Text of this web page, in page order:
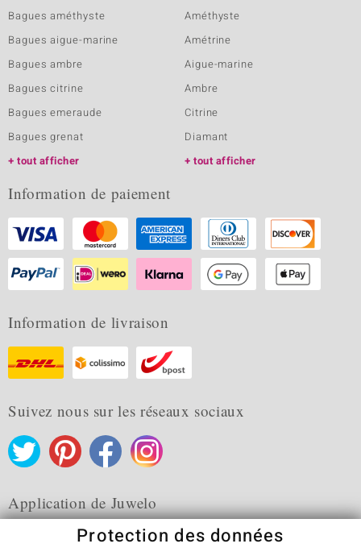
Bagues améthyste
Bagues aigue-marine
Bagues ambre
Bagues citrine
Bagues emeraude
Bagues grenat
tout afficher
Améthyste
Amétrine
Aigue-marine
Ambre
Citrine
Diamant
tout afficher
Information de paiement
Information de livraison
Suivez nous sur les réseaux sociaux
Application de Juwelo
Protection des données